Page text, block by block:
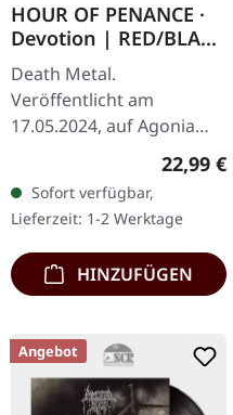
HOUR OF PENANCE ·
Devotion | RED/BLACK
SMOKE LP
Death Metal.
Veröffentlicht am
17.05.2024, auf Agonia
Records. Rot-schwarzes
"Smoke" Vinyl. Limitiert
auf 300
handnummerierte
Exemplare. Hour Of…
22,99 €
Sofort verfügbar,
Lieferzeit: 1-2 Werktage
HINZUFÜGEN
Angebot